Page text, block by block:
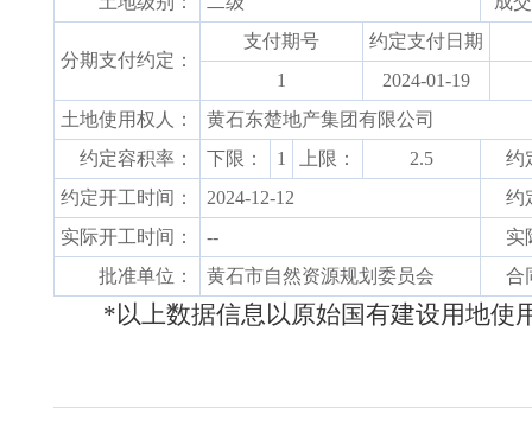
分期支付约定：
支付期号
约定支付日期
1
2024-01-19
土地使用权人：
黄石东楚地产集团有限公司
约定容积率：
下限： 1 上限： 2.5
约
约定开工时间：
2024-12-12
约
实际开工时间：
--
实
批准单位：
黄石市自然资源规划委员会 合
*以上数据信息以原始国有建设用地使